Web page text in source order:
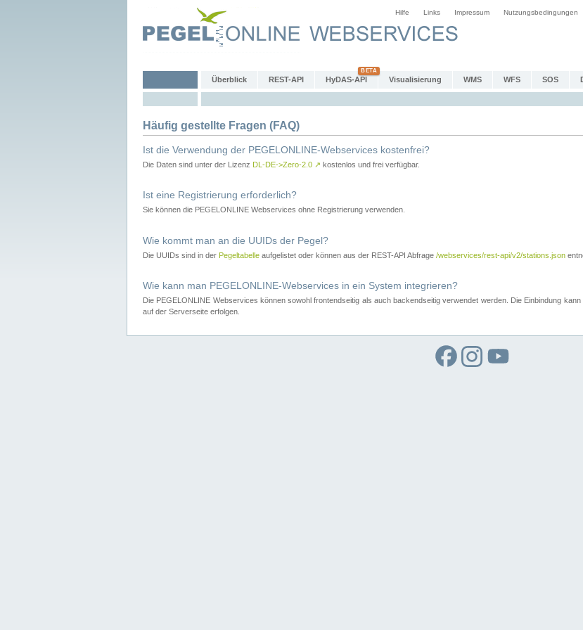
Hilfe Links Impressum Nutzungsbedingungen
Überblick REST-API HyDAS-API Visualisierung WMS WFS SOS
Häufig gestellte Fragen (FAQ)
Ist die Verwendung der PEGELONLINE-Webservices kostenfrei?
Die Daten sind unter der Lizenz DL-DE->Zero-2.0 ↗ kostenlos und frei verfügbar.
Ist eine Registrierung erforderlich?
Sie können die PEGELONLINE Webservices ohne Registrierung verwenden.
Wie kommt man an die UUIDs der Pegel?
Die UUIDs sind in der Pegeltabelle aufgelistet oder können aus der REST-API Abfrage /webservices/rest-api/v2/stations.json
Wie kann man PEGELONLINE-Webservices in ein System integrieren?
Die PEGELONLINE Webservices können sowohl frontendseitig als auch backendseitig verwendet werden. Die Einbindung
auf der Serverseite erfolgen.